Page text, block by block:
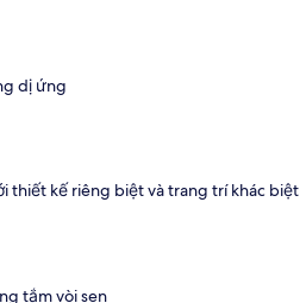
dị ứng
thiết kế riêng biệt và trang trí khác biệt
tắm vòi sen